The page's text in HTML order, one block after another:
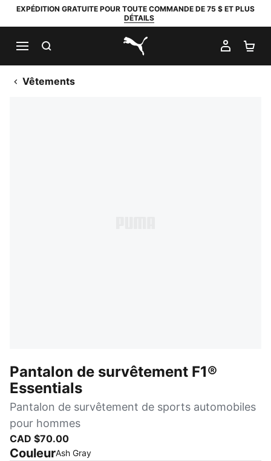
EXPÉDITION GRATUITE POUR TOUTE COMMANDE DE 75 $ ET PLUS
DÉTAILS
PUMA.com
MON
Vêtements
Pantalon de survêtement F1®
Essentials
Pantalon de survêtement de sports automobiles
pour hommes
CAD $70.00
CouleurAsh Gray: